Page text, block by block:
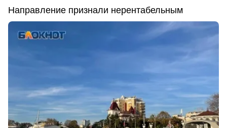
Направление признали нерентабельным